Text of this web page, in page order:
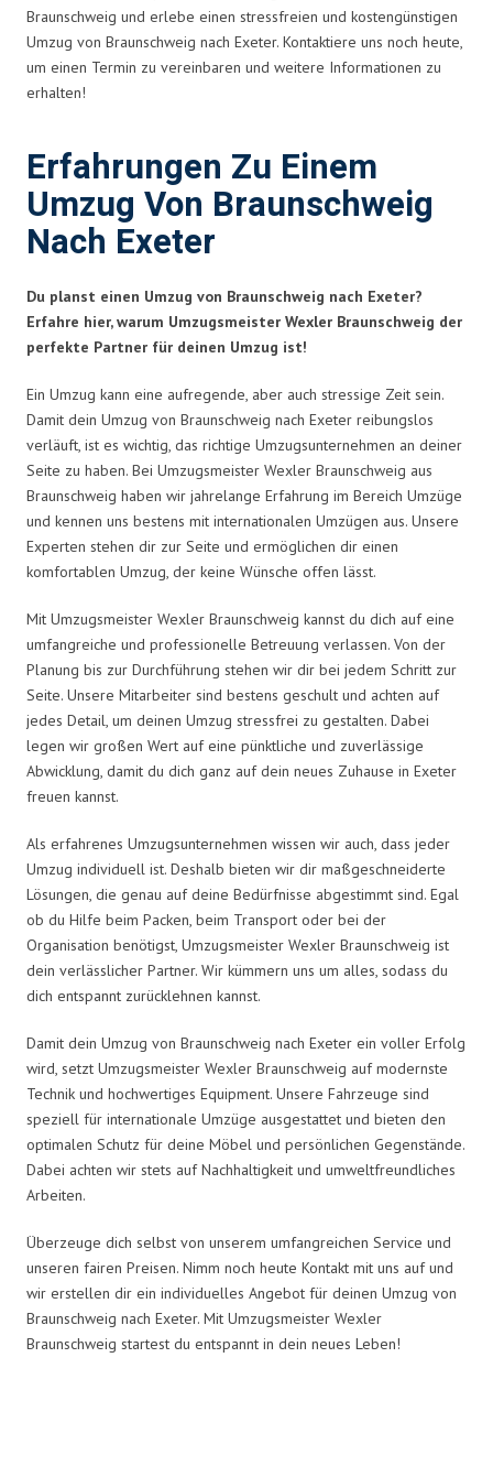
Braunschweig und erlebe einen stressfreien und kostengünstigen
Umzug von Braunschweig nach Exeter. Kontaktiere uns noch heute,
um einen Termin zu vereinbaren und weitere Informationen zu
erhalten!
Erfahrungen Zu Einem
Umzug Von Braunschweig
Nach Exeter
Du planst einen Umzug von Braunschweig nach Exeter?
Erfahre hier, warum Umzugsmeister Wexler Braunschweig der
perfekte Partner für deinen Umzug ist!
Ein Umzug kann eine aufregende, aber auch stressige Zeit sein.
Damit dein Umzug von Braunschweig nach Exeter reibungslos
verläuft, ist es wichtig, das richtige Umzugsunternehmen an deiner
Seite zu haben. Bei Umzugsmeister Wexler Braunschweig aus
Braunschweig haben wir jahrelange Erfahrung im Bereich Umzüge
und kennen uns bestens mit internationalen Umzügen aus. Unsere
Experten stehen dir zur Seite und ermöglichen dir einen
komfortablen Umzug, der keine Wünsche offen lässt.
Mit Umzugsmeister Wexler Braunschweig kannst du dich auf eine
umfangreiche und professionelle Betreuung verlassen. Von der
Planung bis zur Durchführung stehen wir dir bei jedem Schritt zur
Seite. Unsere Mitarbeiter sind bestens geschult und achten auf
jedes Detail, um deinen Umzug stressfrei zu gestalten. Dabei
legen wir großen Wert auf eine pünktliche und zuverlässige
Abwicklung, damit du dich ganz auf dein neues Zuhause in Exeter
freuen kannst.
Als erfahrenes Umzugsunternehmen wissen wir auch, dass jeder
Umzug individuell ist. Deshalb bieten wir dir maßgeschneiderte
Lösungen, die genau auf deine Bedürfnisse abgestimmt sind. Egal
ob du Hilfe beim Packen, beim Transport oder bei der
Organisation benötigst, Umzugsmeister Wexler Braunschweig ist
dein verlässlicher Partner. Wir kümmern uns um alles, sodass du
dich entspannt zurücklehnen kannst.
Damit dein Umzug von Braunschweig nach Exeter ein voller Erfolg
wird, setzt Umzugsmeister Wexler Braunschweig auf modernste
Technik und hochwertiges Equipment. Unsere Fahrzeuge sind
speziell für internationale Umzüge ausgestattet und bieten den
optimalen Schutz für deine Möbel und persönlichen Gegenstände.
Dabei achten wir stets auf Nachhaltigkeit und umweltfreundliches
Arbeiten.
Überzeuge dich selbst von unserem umfangreichen Service und
unseren fairen Preisen. Nimm noch heute Kontakt mit uns auf und
wir erstellen dir ein individuelles Angebot für deinen Umzug von
Braunschweig nach Exeter. Mit Umzugsmeister Wexler
Braunschweig startest du entspannt in dein neues Leben!